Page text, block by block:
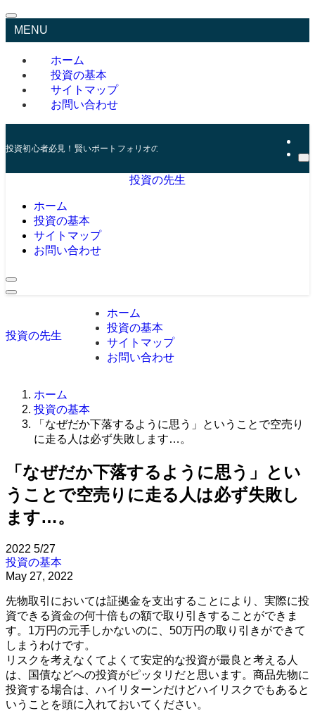
MENU
ホーム
投資の基本
サイトマップ
お問い合わせ
投資初心者必見！賢いポートフォリオの組み方とリスク管理の秘訣
投資の先生
ホーム
投資の基本
サイトマップ
お問い合わせ
投資の先生
ホーム
投資の基本
サイトマップ
お問い合わせ
ホーム
投資の基本
「なぜだか下落するように思う」ということで空売り
に走る人は必ず失敗します…。
「なぜだか下落するように思う」とい
うことで空売りに走る人は必ず失敗し
ます…。
2022 5/27
投資の基本
May 27, 2022
先物取引においては証拠金を支出することにより、実際に投
資できる資金の何十倍もの額で取り引きすることができま
す。1万円の元手しかないのに、50万円の取り引きができて
しまうわけです。
リスクを考えなくてよくて安定的な投資が最良と考える人
は、国債などへの投資がピッタリだと思います。商品先物に
投資する場合は、ハイリターンだけどハイリスクでもあると
いうことを頭に入れておいてください。